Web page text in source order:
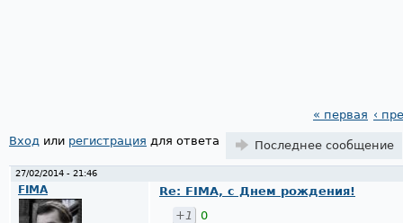
Страницы
« первая ‹
Вход или регистрация для ответа Последнее сообщение
27/02/2014 - 21:46
FIMA
Re: FIMA, с Днем рождения!
+1
0